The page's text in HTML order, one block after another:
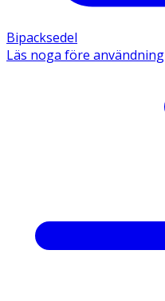
Bipacksedel
Läs noga före användning